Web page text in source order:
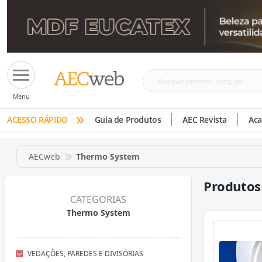
Menu
Busque
tinta,
etc
ACESSO RÁPIDO » Guia de Produtos AEC Revista
AECweb Thermo System
CATEGORIAS
Thermo System
VEDAÇÕES, PAREDES E DIVISÓRIAS
Produtos